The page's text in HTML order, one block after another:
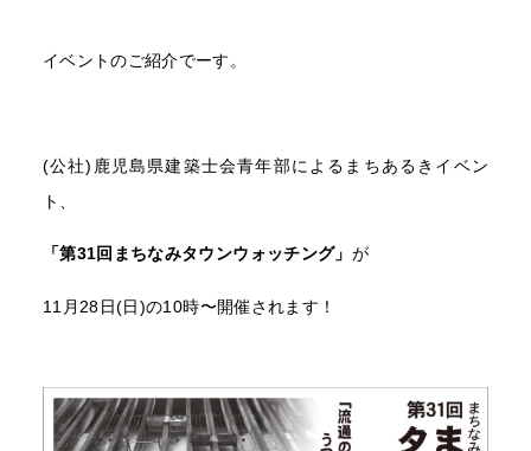
イベントのご紹介でーす。
(公社)鹿児島県建築士会青年部によるまちあるきイベン
ト、
「第31回まちなみタウンウォッチング」 が
11月28日(日)の10時〜開催されます！